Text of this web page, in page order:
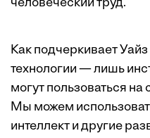
человеческий труд.
Как подчеркивает
технологии — лишь
могут пользоваться
Мы можем
интеллект и другие